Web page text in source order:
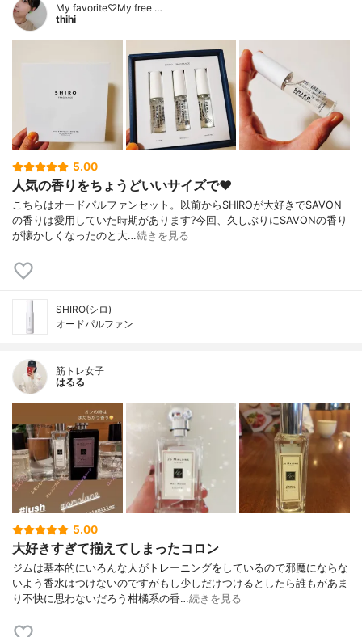
My favorite♡My free …
thihi
5.00
人気の香りをちょうどいいサイズで❤️
こちらはオードパルファンセット。以前からSHIROが大好きでSAVON
の香りは愛用していた時期があります?今回、久しぶりにSAVONの香り
が懐かしくなったのと大…続きを見る
SHIRO(シロ)
オードパルファン
筋トレ女子
はるる
5.00
大好きすぎて揃えてしまったコロン
ジムは基本的にいろんな人がトレーニングをしているので邪魔にならな
いよう香水はつけないのですがもし少しだけつけるとしたら誰もがあま
り不快に思わないだろう柑橘系の香…続きを見る